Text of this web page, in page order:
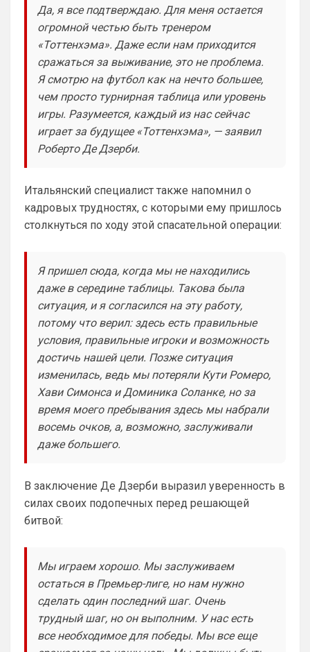
Да, я все подтверждаю. Для меня остается
огромной честью быть тренером
«Тоттенхэма». Даже если нам приходится
сражаться за выживание, это не проблема.
Я смотрю на футбол как на нечто большее,
чем просто турнирная таблица или уровень
игры. Разумеется, каждый из нас сейчас
играет за будущее «Тоттенхэма», — заявил
Роберто Де Дзерби.
Итальянский специалист также напомнил о
кадровых трудностях, с которыми ему пришлось
столкнуться по ходу этой спасательной операции:
Я пришел сюда, когда мы не находились
даже в середине таблицы. Такова была
ситуация, и я согласился на эту работу,
потому что верил: здесь есть правильные
условия, правильные игроки и возможность
достичь нашей цели. Позже ситуация
изменилась, ведь мы потеряли Кути Ромеро,
Хави Симонса и Доминика Соланке, но за
время моего пребывания здесь мы набрали
восемь очков, а, возможно, заслуживали
даже большего.
В заключение Де Дзерби выразил уверенность в
силах своих подопечных перед решающей
битвой:
Мы играем хорошо. Мы заслуживаем
остаться в Премьер-лиге, но нам нужно
сделать один последний шаг. Очень
трудный шаг, но он выполним. У нас есть
все необходимое для победы. Мы все еще
Ответ для Канонир
и слава богу, что ни одного из них не взяли.
Винисиуса лишь, наверное ты хочешь
получить, надеюсь в Челси такой бредовой
Арсенал сейчас держится на
сыгранности и Артете, ярких
исполнителей у вас я не вижу, но
командная работа топовая , плюс какие
стандарты …Артета уже сколько 7 лет у
вас ?Достойно..Мне кажется при Артете
в прошлом сезоне был именно венец
всех усилий, а щас уже надо или
Аристократ• 20:30
Выдумывать новенькое
Аристократ• 20:31
похвалиться прошлым, богатым прошлым на
титулы и трофеи. Давайте не будем
измерять пр
🤝
Ответ для Канонир
Здесь, увы, я бы поспорил. Ведь даже при
РА было куча трансферов мимо, там
девушка руководила, достаточно
вспомнить Джил
Так я не говорю про качество , именно
сам факт покупка/продажа, мы всегда
умели приглашать разных футболистов ,
переманивать, даже когда они нам
особо и не нужны были.
Ответ для Аристократ
Артете, ярких исполнителей у вас я не вижу,
но командная работа топовая , плюс
я переживаю, что он выжил все из
усилить. Предсезонка слабая пока,
проблем много в центре, проблем много
на флангах. Это напоминает лучшие
годы Моуринью, который выжимал
максимум, а потом нужно было
обновление, но у Арсенала нет пока